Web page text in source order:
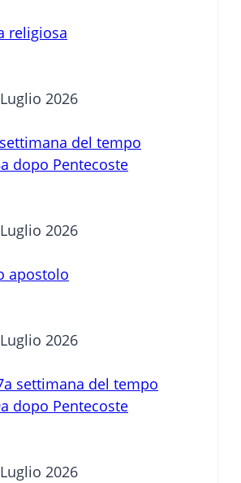
religiosa
2026
del tempo
dopo Pentecoste
2026
apostolo
2026
settimana del tempo
dopo Pentecoste
2026